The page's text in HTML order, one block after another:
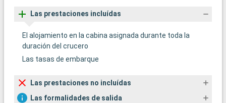
Las prestaciones incluídas
El alojamiento en la cabina asignada durante toda la
duración del crucero
Las tasas de embarque
Las prestaciones no incluídas
Las formalidades de salida